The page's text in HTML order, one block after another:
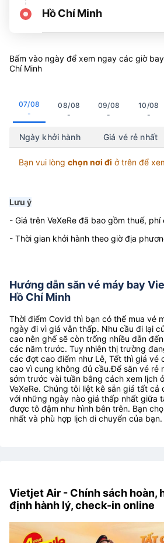
Hồ Chí Minh
Bấm vào ngày để xem ngay các giờ
Chí Minh
07/08
-
08/08
-
09/08
-
10/08
-
Ngày khởi hành Giá vé rẻ nhất
Bạn vui lòng chọn nơi đi ở trên để
Lưu ý
- Giá trên VeXeRe đã bao gồm thuế, phí
- Thời gian khởi hành theo giờ địa
Hướng dẫn săn vé máy bay
Hồ Chí Minh
Thời điểm Covid thì bạn có thể mua vé
ngày đi vì giá vẫn thấp. Nhu cầu đi lại
cao nên ghế sẽ còn trống nhiều dẫn
các năm trước. Tuy nhiên thị trường
các đợt cao điểm như Lễ, Tết thì giá vé
cao vì cung không đủ cầu.Để săn vé rẻ
sớm trước vài tuần bằng cách xem lịch
VeXeRe. Chúng tôi liệt kê sẵn giá tất
với những ngày nào giá thấp nhất giữa
được tô đậm như hình bên trên. Bạn
nhất và phù hợp lịch di chuyển của bạn.
Vietjet Air - Chính sách hoàn,
định hành lý, check-in online